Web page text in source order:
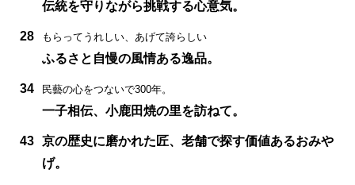
伝統を守りながら挑戦する心意気。
28 もらってうれしい、あげて誇らしい
ふるさと自慢の風情ある逸品。
34 民藝の心をつないで300年。
一子相伝、小鹿田焼の里を訪ねて。
43 京の歴史に磨かれた匠、老舗で探す価値あるおみや
げ。